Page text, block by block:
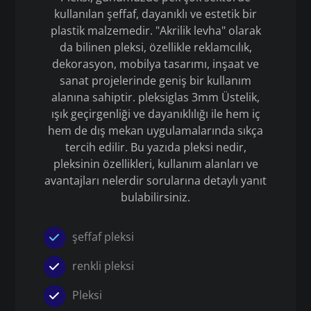
kullanılan şeffaf, dayanıklı ve estetik bir
plastik malzemedir. "Akrilik levha" olarak
da bilinen pleksi, özellikle reklamcılık,
dekorasyon, mobilya tasarımı, inşaat ve
sanat projelerinde geniş bir kullanım
alanına sahiptir. pleksiglas 3mm Üstelik,
ışık geçirgenliği ve dayanıklılığı ile hem iç
hem de dış mekan uygulamalarında sıkça
tercih edilir. Bu yazıda pleksi nedir,
pleksinin özellikleri, kullanım alanları ve
avantajları nelerdir sorularına detaylı yanıt
bulabilirsiniz.
şeffaf pleksi
renkli pleksi
Pleksi